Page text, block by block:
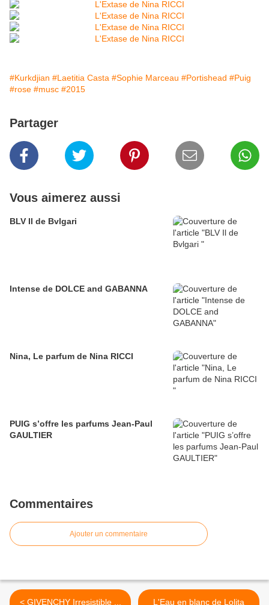
#Kurkdjian #Laetitia Casta #Sophie Marceau #Portishead #Puig
#rose #musc #2015
Partager
Vous aimerez aussi
BLV Il de Bvlgari
Intense de DOLCE and GABANNA
Nina, Le parfum de Nina RICCI
PUIG s’offre les parfums Jean-Paul
GAULTIER
Commentaires
Ajouter un commentaire
< GIVENCHY Irresistible ... L'Eau en blanc de Lolita